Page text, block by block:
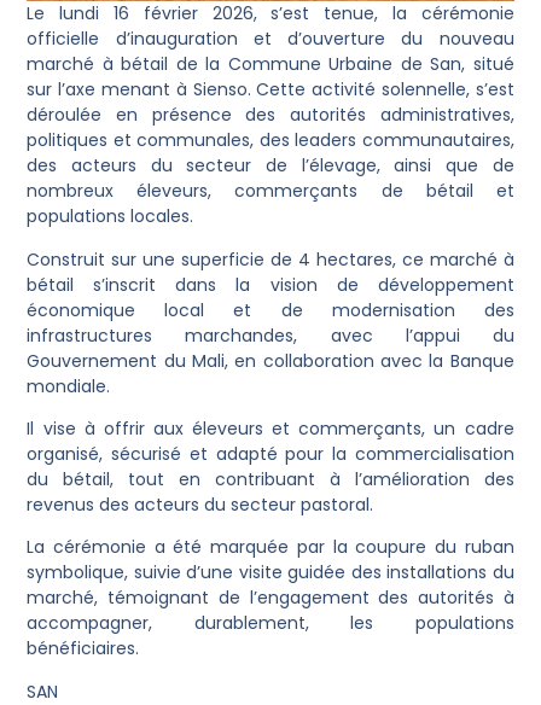
Le lundi 16 février 2026, s’est tenue, la cérémonie
officielle d’inauguration et d’ouverture du nouveau
marché à bétail de la Commune Urbaine de San, situé
sur l’axe menant à Sienso. Cette activité solennelle, s’est
déroulée en présence des autorités administratives,
politiques et communales, des leaders communautaires,
des acteurs du secteur de l’élevage, ainsi que de
nombreux éleveurs, commerçants de bétail et
populations locales.
Construit sur une superficie de 4 hectares, ce marché à
bétail s’inscrit dans la vision de développement
économique local et de modernisation des
infrastructures marchandes, avec l’appui du
Gouvernement du Mali, en collaboration avec la Banque
mondiale.
Il vise à offrir aux éleveurs et commerçants, un cadre
organisé, sécurisé et adapté pour la commercialisation
du bétail, tout en contribuant à l’amélioration des
revenus des acteurs du secteur pastoral.
La cérémonie a été marquée par la coupure du ruban
symbolique, suivie d’une visite guidée des installations du
marché, témoignant de l’engagement des autorités à
accompagner, durablement, les populations
bénéficiaires.
SAN